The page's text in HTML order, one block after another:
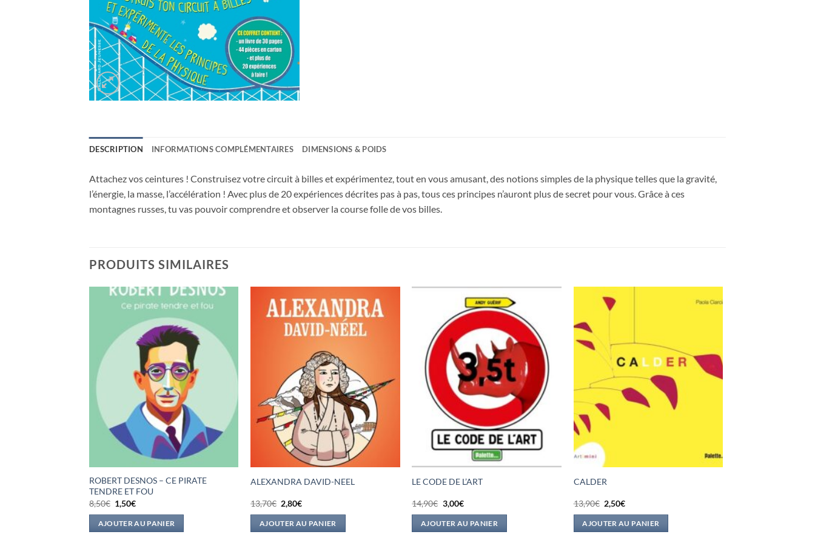
DESCRIPTION INFORMATIONS COMPLÉMENTAIRES DIMENSIONS & POIDS
Attachez vos ceintures ! Construisez votre circuit à billes et expérimentez, tout en vous amusant, des notions simples de la physique telles que la gravité,
l’énergie, la masse, l’accélération ! Avec plus de 20 expériences décrites pas à pas, tous ces principes n’auront plus de secret pour vous. Grâce à ces
montagnes russes, tu vas pouvoir comprendre et observer la course folle de vos billes.
PRODUITS SIMILAIRES
ROBERT DESNOS – CE PIRATE
TENDRE ET FOU
8,50€ Le
prix
initial
était :
1,50€Le
actuel
est :
AJOUTER AU PANIER
ALEXANDRA DAVID-NEEL
13,70€ Le
prix
initial
était :
2,80€Le
actuel
est :
AJOUTER AU PANIER
LE CODE DE L’ART
14,90€ Le
prix
initial
était :
3,00€Le
actuel
est :
AJOUTER AU PANIER
CALDER
13,90€ Le
prix
initial
était :
2,50€Le
actuel
est :
AJOUTER AU PANIER